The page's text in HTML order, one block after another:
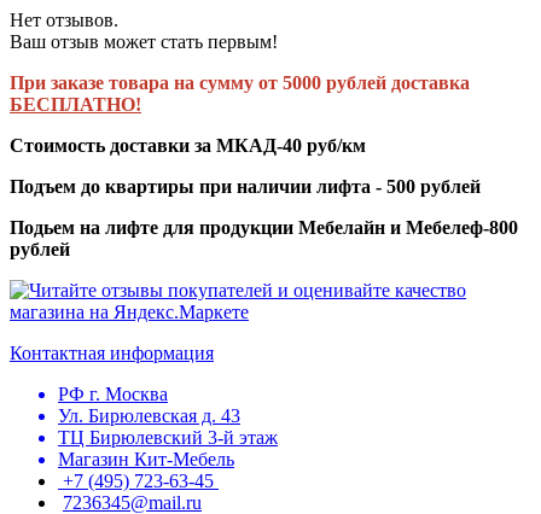
Нет отзывов.
Ваш отзыв может стать первым!
При заказе товара на сумму от 5000 рублей доставка
БЕСПЛАТНО!
Стоимость доставки за МКАД-40 руб/км
Подъем до квартиры при наличии лифта - 500 рублей
Подьем на лифте для продукции Мебелайн и Мебелеф-800
рублей
Контактная информация
РФ г. Москва
Ул. Бирюлевская д. 43
ТЦ Бирюлевский 3-й этаж
Магазин Кит-Мебель
+7 (495) 723-63-45
7236345@mail.ru